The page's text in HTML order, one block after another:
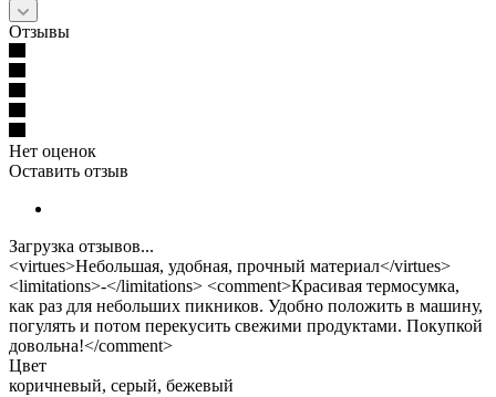
Отзывы
Нет оценок
Оставить отзыв
Загрузка отзывов...
<virtues>Небольшая, удобная, прочный материал</virtues>
<limitations>-</limitations> <comment>Красивая термосумка,
как раз для небольших пикников. Удобно положить в машину,
погулять и потом перекусить свежими продуктами. Покупкой
довольна!</comment>
Цвет
коричневый, серый, бежевый